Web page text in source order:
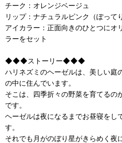
チーク：オレンジベージュ
リップ：ナチュラルピンク（ぽって
アイカラー：正面向きのひとつにオ
ラーをセット
◆◆◆ストーリー◆◆◆
ハリネズミのヘーゼルは、美しい庭
の中に住んでいます。
そこは、四季折々の野菜を育てるの
です。
ヘーゼルは夜になるまでお昼寝をし
す。
それでも月がのぼり星がきらめく夜